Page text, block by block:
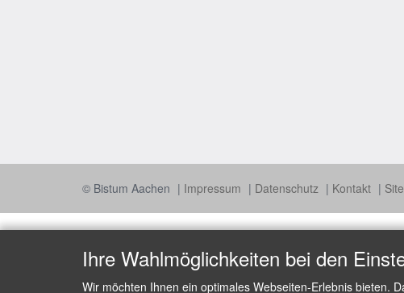
© Bistum Aachen Impressum Datenschutz Kontakt
Ihre Wahlmöglichkeiten bei den
Wir möchten Ihnen ein optimales Webseiten-Erlebnis bieten.